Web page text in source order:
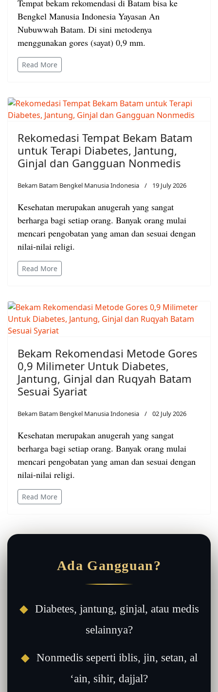
Tempat bekam rekomendasi di Batam bisa ke
Bengkel Manusia Indonesia Yayasan An
Nubuwwah Batam. Di sini metodenya
menggunakan gores (sayat) 0,9 mm.
Read More
Rekomedasi Tempat Bekam Batam
untuk Terapi Diabetes, Jantung,
Ginjal dan Gangguan Nonmedis
Bekam Batam Bengkel Manusia Indonesia 19 July 2026
Kesehatan merupakan anugerah yang sangat
berharga bagi setiap orang. Banyak orang mulai
mencari pengobatan yang aman dan sesuai dengan
nilai-nilai religi.
Read More
Bekam Rekomendasi Metode Gores
0,9 Milimeter Untuk Diabetes,
Jantung, Ginjal dan Ruqyah Batam
Sesuai Syariat
Bekam Batam Bengkel Manusia Indonesia 02 July 2026
Kesehatan merupakan anugerah yang sangat
berharga bagi setiap orang. Banyak orang mulai
mencari pengobatan yang aman dan sesuai dengan
nilai-nilai religi.
Read More
Ada Gangguan?
◆ Diabetes, jantung, ginjal, atau medis
selainnya?
◆ Nonmedis seperti iblis, jin, setan, al
‘ain, sihir, dajjal?